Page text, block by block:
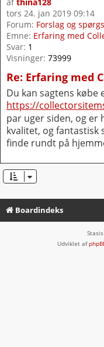
tors 24. jan 2019 09:14
Forum: Forslag og
Emne: Erfaring med
Svar: 1
Visninger: 73999
Re: Erfaring med
Du kan sagtens købe
https://
par uger siden, og er
kvalitet, og fantastisk
finde rundt på
Boardindeks
Udviklet af